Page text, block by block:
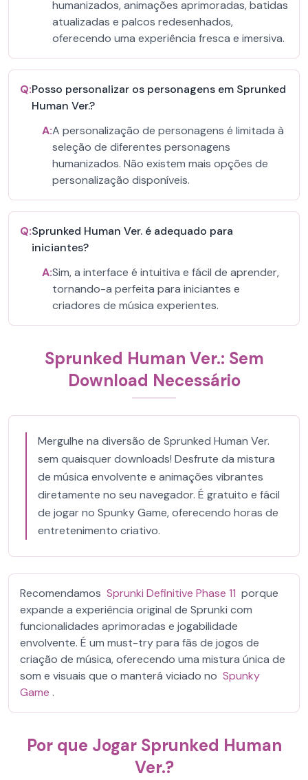
humanizados, animações aprimoradas, batidas
atualizadas e palcos redesenhados,
oferecendo uma experiência fresca e imersiva.
Q:Posso personalizar os personagens em Sprunked
Human Ver.?
A:A personalização de personagens é limitada à
seleção de diferentes personagens
humanizados. Não existem mais opções de
personalização disponíveis.
Q:Sprunked Human Ver. é adequado para
iniciantes?
A:Sim, a interface é intuitiva e fácil de aprender,
tornando-a perfeita para iniciantes e
criadores de música experientes.
Sprunked Human Ver.: Sem
Download Necessário
Mergulhe na diversão de Sprunked Human Ver.
sem quaisquer downloads! Desfrute da mistura
de música envolvente e animações vibrantes
diretamente no seu navegador. É gratuito e fácil
de jogar no Spunky Game, oferecendo horas de
entretenimento criativo.
Recomendamos Sprunki Definitive Phase 11 porque
expande a experiência original de Sprunki com
funcionalidades aprimoradas e jogabilidade
envolvente. É um must-try para fãs de jogos de
criação de música, oferecendo uma mistura única de
som e visuais que o manterá viciado no Spunky
Game .
Por que Jogar Sprunked Human
Ver.?